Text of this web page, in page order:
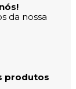
da nossa
produtos